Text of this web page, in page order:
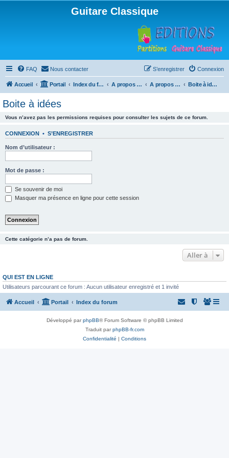
Guitare Classique
FAQ Nous contacter Connexion
S’enregistrer
Accueil Portail Index du forum A propos du forum A propos du forum Boite à idées
Boite à idées
Vous n’avez pas les permissions requises pour consulter les sujets de ce forum.
CONNEXION • S’ENREGISTRER
Nom d’utilisateur :
Mot de passe :
Se souvenir de moi
Masquer ma présence en ligne pour cette session
Cette catégorie n’a pas de forum.
Aller à
QUI EST EN LIGNE
Utilisateurs parcourant ce forum : Aucun utilisateur enregistré et 1 invité
Accueil Portail Index du forum
Développé parphpBB® Forum Software © phpBB Limited
Traduit parphpBB-fr.com
Confidentialité | Conditions